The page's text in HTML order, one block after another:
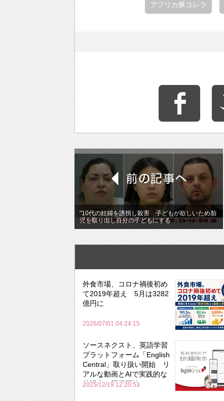
アフリカ豚コレラ
"10代の妊婦を誘拐し殺害 子どもが欲しいため胎
児を取り出し自分の子どもにする
外食市場、コロナ禍後初め
て2019年超え 5月は3282
億円に
2026/07/01 04:24:15
ソースネクスト、英語学習
プラットフォーム「English
Central」取り扱い開始 リ
アルな動画とAIで実践的な
英語力を習得可能に
2025/12/19 12:20:53